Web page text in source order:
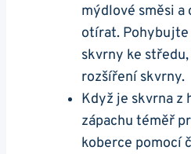
mýdlové směsi
otírat. Pohybujte
skvrny ke
rozšíření skvrny.
Když je skvrna z
zápachu téměř
koberce pomocí